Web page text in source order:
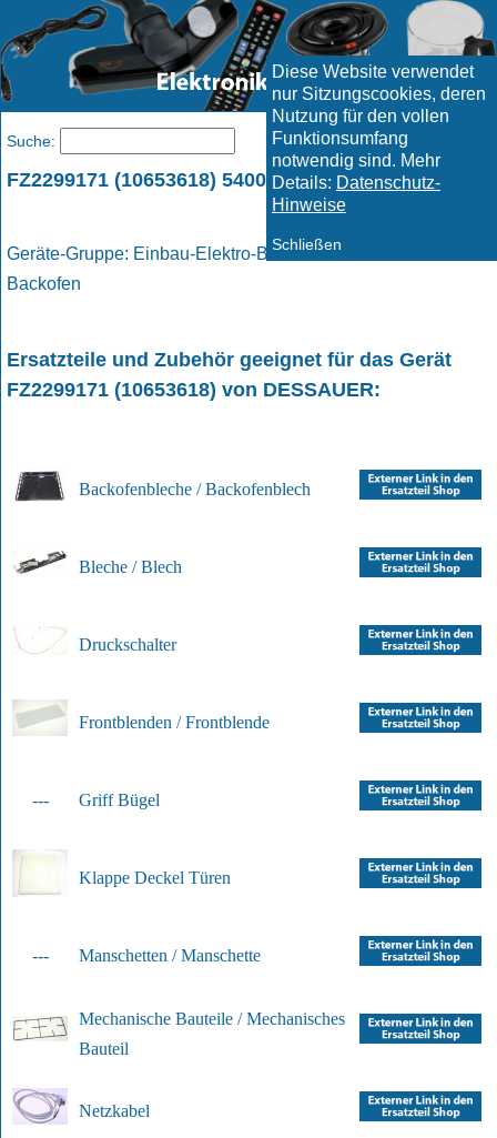
Diese Website verwendet
nur Sitzungscookies, deren
Nutzung für den vollen
Funktionsumfang
notwendig sind. Mehr
Details: Datenschutz-
Hinweise
Schließen
FZ2299171 (10653618) 5400536512 / DESSAUER
Geräte-Gruppe: Einbau-Elektro-Backofen / Elektro -
Backofen
Ersatzteile und Zubehör geeignet für das Gerät
FZ2299171 (10653618) von DESSAUER:
Backofenbleche / Backofenblech
Bleche / Blech
Druckschalter
Frontblenden / Frontblende
--- Griff Bügel
Klappe Deckel Türen
--- Manschetten / Manschette
Mechanische Bauteile / Mechanisches
Bauteil
Netzkabel
Suche: